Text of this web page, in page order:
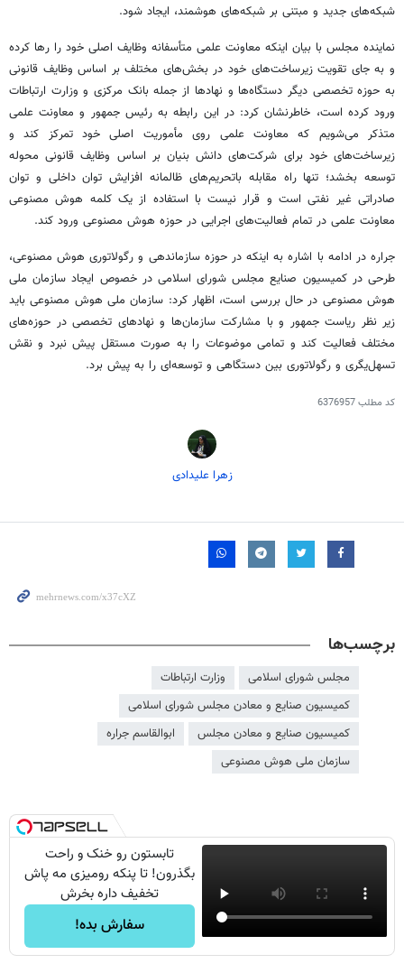
شبکه‌های جدید و مبتنی بر شبکه‌های هوشمند، ایجاد شود.
نماینده مجلس با بیان اینکه معاونت علمی متأسفانه وظایف اصلی خود را رها کرده
و به جای تقویت زیرساخت‌های خود در بخش‌های مختلف بر اساس وظایف قانونی
به حوزه تخصصی دیگر دستگاه‌ها و نهادها از جمله بانک مرکزی و وزارت ارتباطات
ورود کرده است، خاطرنشان کرد: در این رابطه به رئیس جمهور و معاونت علمی
متذکر می‌شویم که معاونت علمی روی مأموریت اصلی خود تمرکز کند و
زیرساخت‌های خود برای شرکت‌های دانش بنیان بر اساس وظایف قانونی محوله
توسعه بخشد؛ تنها راه مقابله باتحریم‌های ظالمانه افزایش توان داخلی و توان
صادراتی غیر نفتی است و قرار نیست با استفاده از یک کلمه هوش مصنوعی
معاونت علمی در تمام فعالیت‌های اجرایی در حوزه هوش مصنوعی ورود کند.
جراره در ادامه با اشاره به اینکه در حوزه سازماندهی و رگولاتوری هوش مصنوعی،
طرحی در کمیسیون صنایع مجلس شورای اسلامی در خصوص ایجاد سازمان ملی
هوش مصنوعی در حال بررسی است، اظهار کرد: سازمان ملی هوش مصنوعی باید
زیر نظر ریاست جمهور و با مشارکت سازمان‌ها و نهادهای تخصصی در حوزه‌های
مختلف فعالیت کند و تمامی موضوعات را به صورت مستقل پیش نبرد و نقش
تسهل‌یگری و رگولاتوری بین دستگاهی و توسعه‌ای را به پیش برد.
کد مطلب6376957
زهرا علیدادی
برچسب‌ها
مجلس شورای اسلامی
وزارت ارتباطات
کمیسیون صنایع و معادن مجلس شورای اسلامی
کمیسیون صنایع و معادن مجلس
ابوالقاسم جراره
سازمان ملی هوش مصنوعی
تابستون رو خنک و راحت
بگذرون! تا پنکه رومیزی مه پاش
تخفیف داره بخرش
سفارش بده!